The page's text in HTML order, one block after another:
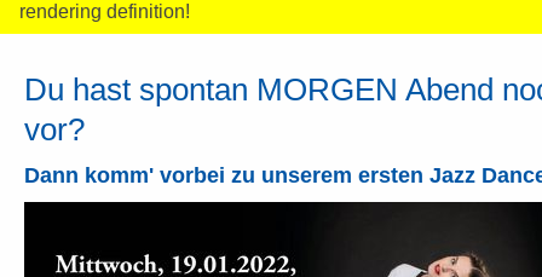
rendering definition!
Du hast spontan MORGEN Abend
vor?
Dann komm' vorbei zu unserem ersten Jazz